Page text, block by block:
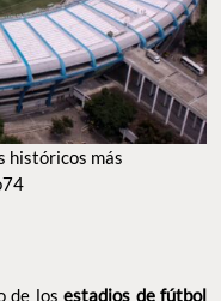
históricos más
de los estadios de fútbol